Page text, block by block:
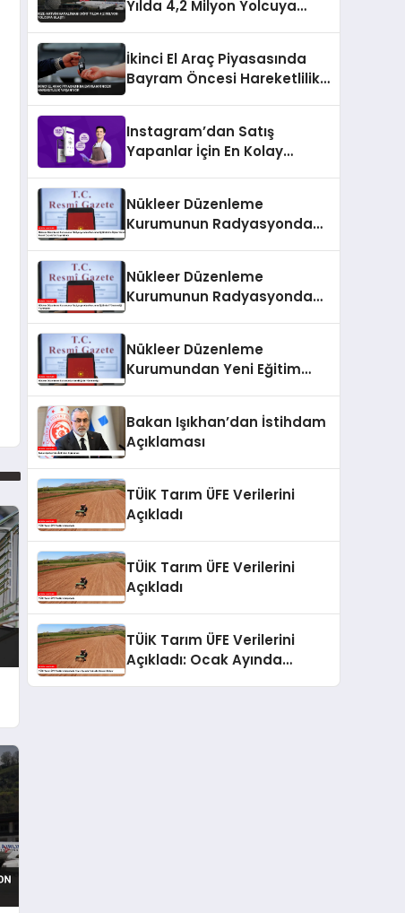
Yılda 4,2 Milyon Yolcuya
İkinci El Araç Piyasasında
Bayram Öncesi Hareketlilik
Instagram’dan Satış
Yapanlar İçin En Kolay
Nükleer Düzenleme
Kurumunun Radyasyondan
Gazete’de Yayımlandı
Nükleer Düzenleme
Kurumunun Radyasyondan
Nükleer Düzenleme
Kurumundan Yeni Eğitim
Bakan Işıkhan’dan İstihdam
Açıklaması
TÜİK Tarım ÜFE Verilerini
Açıkladı
TÜİK Tarım ÜFE Verilerini
Açıkladı
TÜİK Tarım ÜFE Verilerini
Açıkladı: Ocak Ayında